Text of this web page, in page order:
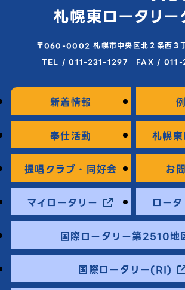
〒060-0002 札幌市中央区北２条西３
TEL / 011-231-1297 FAX /
新着情報
奉仕活動 札幌
提唱クラブ・同好会 お
マイロータリー ロー
国際ロータリー第2510地
国際ロータリー(RI)